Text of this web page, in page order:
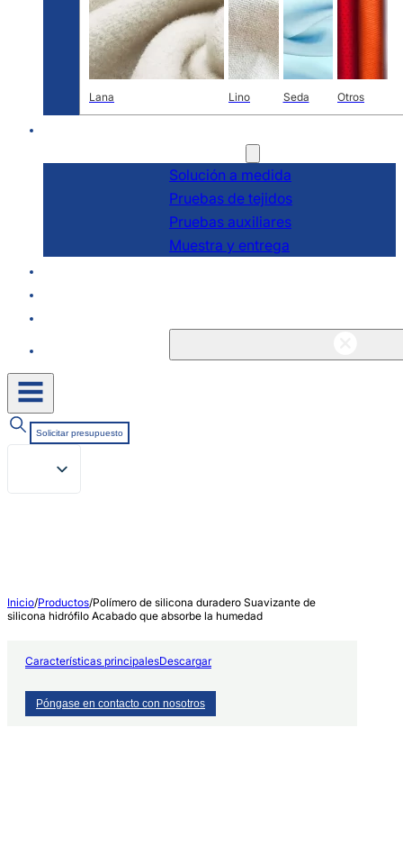
Lana Lino Seda Otros
Solución a medida
Pruebas de tejidos
Pruebas auxiliares
Muestra y entrega
Solicitar presupuesto
Inicio/Productos/Polímero de silicona duradero Suavizante de
silicona hidrófilo Acabado que absorbe la humedad
Características principalesDescargar
Póngase en contacto con nosotros